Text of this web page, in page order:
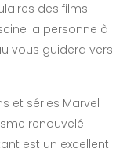
des films.
la personne à
vous guidera vers
et séries Marvel
renouvelé
est un excellent